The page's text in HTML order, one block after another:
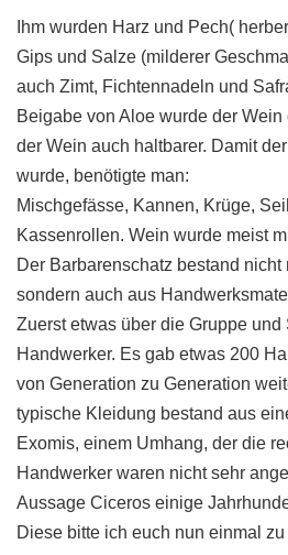
Ihm wurden Harz und Pech(
Gips und Salze (milderer
auch Zimt, Fichtennadeln und
Beigabe von Aloe wurde der
der Wein auch haltbarer. Damit
wurde, benötigte man:
Mischgefässe, Kannen, Krüge,
Kassenrollen. Wein wurde meist
Der Barbarenschatz bestand nicht
sondern auch aus
Zuerst etwas über die Gruppe und
Handwerker. Es gab etwas 200
von Generation zu Generation
typische Kleidung bestand aus
Exomis, einem Umhang, der die
Handwerker waren nicht sehr
Aussage Ciceros einige
Diese bitte ich euch nun einmal